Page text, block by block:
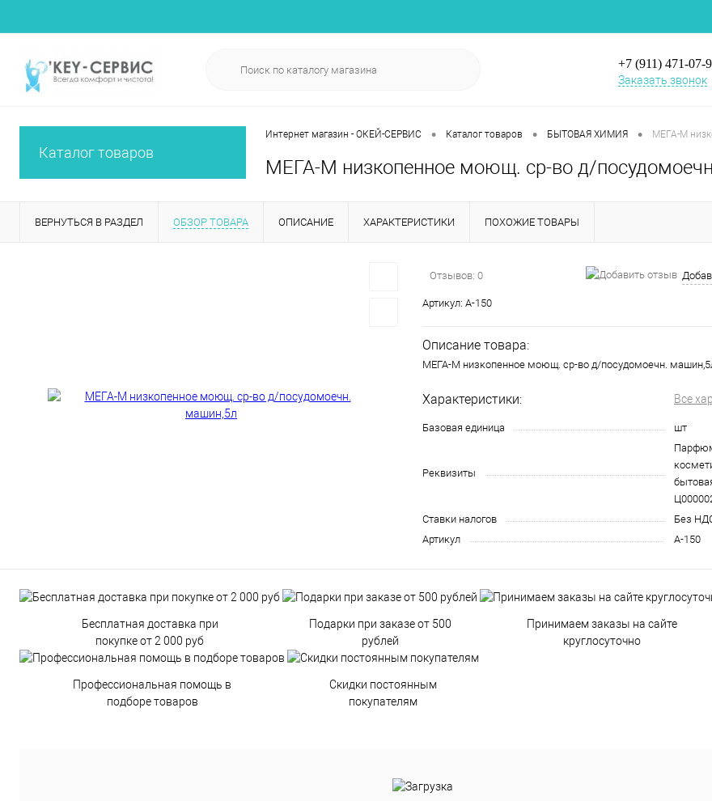
+7 (911) 471-07-
Заказать звонок
Каталог товаров
Интернет магазин - ОКЕЙ-СЕРВИС • Каталог товаров • БЫТОВАЯ ХИМИЯ • МЕГА-М
МЕГА-М низкопенное моющ. ср-во д/
ВЕРНУТЬСЯ В РАЗДЕЛ ОБЗОР ТОВАРА ОПИСАНИЕ ХАРАКТЕРИСТИКИ ПОХОЖИЕ ТОВАРЫ
Отзывов: 0
Артикул: А-150
Описание товара:
МЕГА-М низкопенное моющ. ср-во д/посудомоечн.
Характеристики: Все
Базовая единица шт
Реквизиты
Ставки налогов
Без
Артикул
А-150
Бесплатная доставка при
покупке от 2 000 руб
Подарки при заказе от 500
рублей
Принимаем заказы на сайте
круглосуточно
Профессиональная помощь в
подборе товаров
Скидки постоянным
покупателям